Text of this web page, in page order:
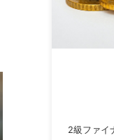
2級ファイ